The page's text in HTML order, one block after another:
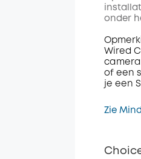
onder
Wired
of een
je een
Zie